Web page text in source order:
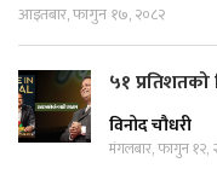
आइतबार, फागुन १७, २०८२
५१
विनोद चौधरी
मंगलबार, फागुन १२,